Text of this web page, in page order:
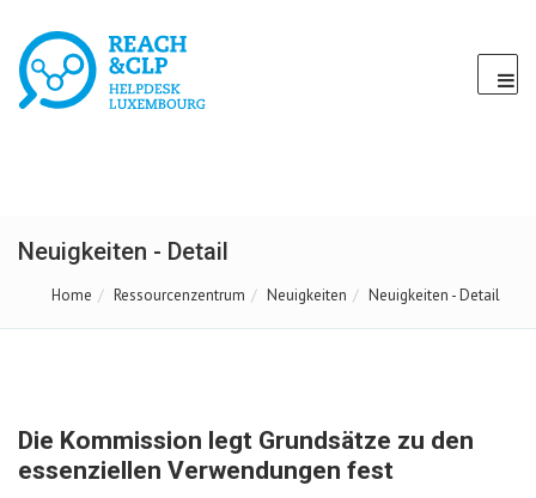
Neuigkeiten - Detail
Home Ressourcenzentrum Neuigkeiten Neuigkeiten - Detail
Die Kommission legt Grundsätze zu den
essenziellen Verwendungen fest